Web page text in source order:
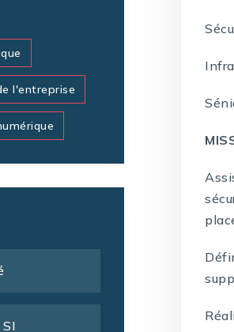
l'entreprise